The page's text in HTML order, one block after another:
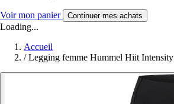
Voir mon panier Continuer mes achats
Loading...
Accueil
/ Legging femme Hummel Hiit Intensity